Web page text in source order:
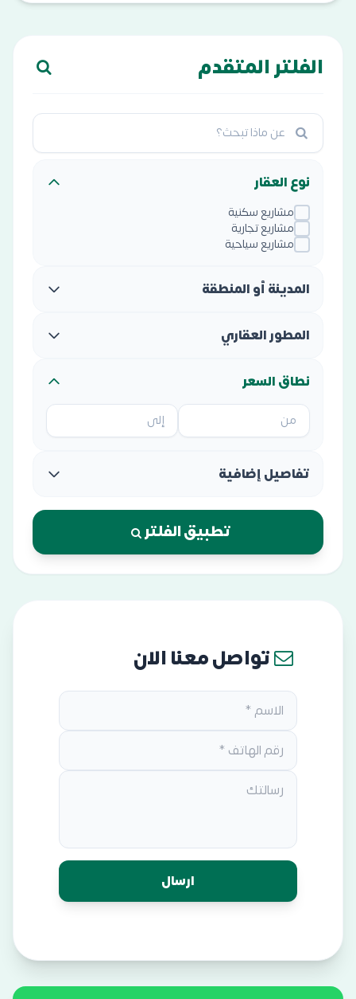
الفلتر المتقدم
نوع العقار
مشاريع سكنية
مشاريع تجارية
مشاريع سياحية
المدينة أو المنطقة
المطور العقاري
نطاق السعر
تفاصيل إضافية
تطبيق الفلتر
تواصل معنا الان